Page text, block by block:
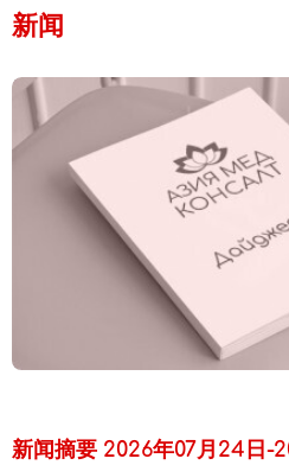
新闻
新闻摘要 2026年07月24日-